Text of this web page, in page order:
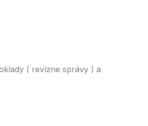
( revízne správy ) a